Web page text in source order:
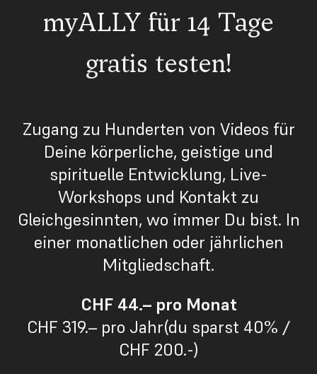
myALLY für 14 Tage
gratis testen!
Zugang zu Hunderten von Videos für
Deine körperliche, geistige und
spirituelle Entwicklung, Live-
Workshops und Kontakt zu
Gleichgesinnten, wo immer Du bist. In
einer monatlichen oder jährlichen
Mitgliedschaft.
CHF 44.– pro Monat
CHF 319.– pro Jahr(du sparst 40% /
CHF 200.-)